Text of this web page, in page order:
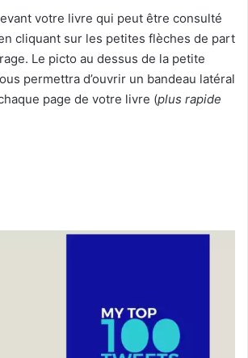
votre livre qui peut être consulté
cliquant sur les petites flèches de part
Le picto au dessus de la petite
permettra d’ouvrir un bandeau latéral
page de votre livre (plus rapide